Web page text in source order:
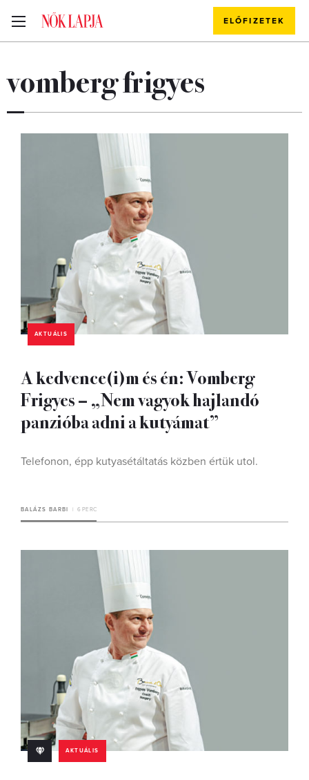
ELŐFIZETEK
vomberg frigyes
AKTUÁLIS
A kedvence(i)m és én: Vomberg
Frigyes – „Nem vagyok hajlandó
panzióba adni a kutyámat”
Telefonon, épp kutyasétáltatás közben értük utol.
BALÁZS BARBI 6 PERC
AKTUÁLIS